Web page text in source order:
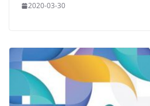
2020-03-30